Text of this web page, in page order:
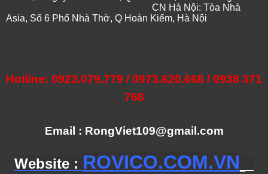
CN Hà Nội: Tòa Nhà
Asia, Số 6 Phố Nhà Thờ, Q Hoàn Kiếm, Hà Nội
Hotline: 0923.079.779 / 0973.620.668 / 0938 371
768
Email : RongViet109@gmail.com
Website : ROVICO.COM.VN